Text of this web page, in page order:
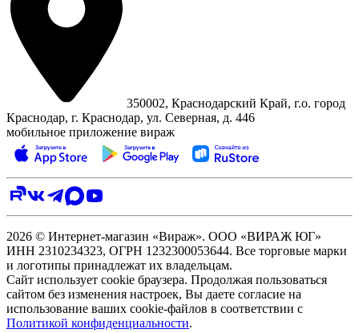
350002, Краснодарский Край, г.о. город
Краснодар, г. Краснодар, ул. Северная, д. 446
мобильное приложение вираж
2026 © Интернет-магазин «Вираж». ООО «ВИРАЖ ЮГ»
ИНН 2310234323, ОГРН 1232300053644. Все торговые марки
и логотипы принадлежат их владельцам.
Сайт использует cookie браузера. Продолжая пользоваться
сайтом без изменения настроек, Вы даете согласие на
использование ваших cookie-файлов в соответствии с
Политикой конфиденциальности.